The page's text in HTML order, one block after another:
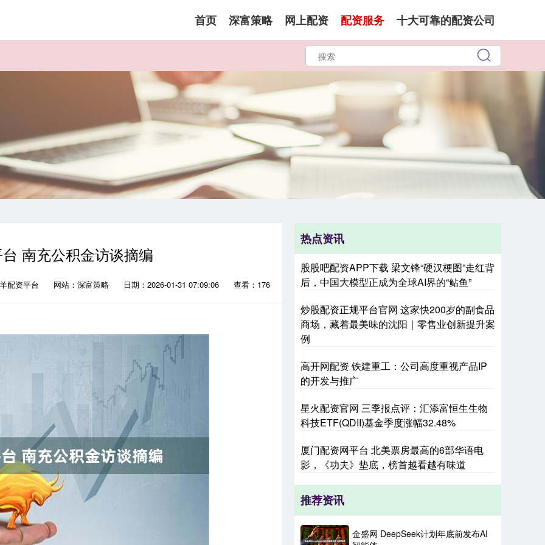
首页 深富策略 网上配资 配资服务 十大可靠的配资公司
南充公积金访谈摘编
配资平台 网站：深富策略 日期：2026-01-31 07:09:06 查看：176
热点资讯
股股吧配资APP下载 梁文锋“硬汉梗图”走红背
后，中国大模型正成为全球AI界的“鲇鱼”
炒股配资正规平台官网 这家快200岁的副食品
商场，藏着最美味的沈阳｜零售业创新提升案
例
高开网配资 铁建重工：公司高度重视产品IP
的开发与推广
星火配资官网 三季报点评：汇添富恒生生物
科技ETF(QDII)基金季度涨幅32.48%
厦门配资网平台 北美票房最高的6部华语电
影，《功夫》垫底，榜首越看越有味道
推荐资讯
金盛网 DeepSeek计划年底前发布AI